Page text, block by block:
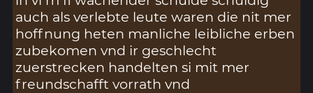
auch als verlebte leute waren die nit mer
hoffnung heten manliche leibliche erben
zubekomen vnd ir geschlecht
zuerstrecken handelten si mit mer
freundschafft vorrath vnd